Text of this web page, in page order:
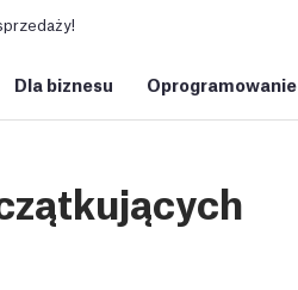
Dla biznesu Oprogramowanie